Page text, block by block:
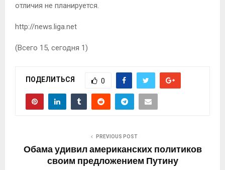
отличия не планируется.
http://news.liga.net
(Всего 15, сегодня 1)
ПОДЕЛИТЬСЯ 0
PREVIOUS POST
Обама удивил американских политиков
своим предложением Путину